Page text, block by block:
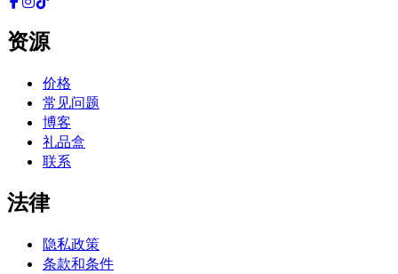
资源
价格
常见问题
博客
礼品盒
联系
法律
隐私政策
条款和条件